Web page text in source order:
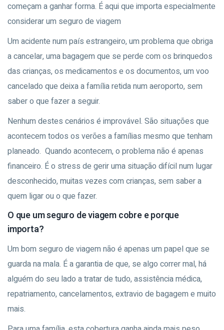
começam a ganhar forma. É aqui que importa especialmente
considerar um seguro de viagem
Um acidente num país estrangeiro, um problema que obriga
a cancelar, uma bagagem que se perde com os brinquedos
das crianças, os medicamentos e os documentos, um voo
cancelado que deixa a família retida num aeroporto, sem
saber o que fazer a seguir.
Nenhum destes cenários é improvável. São situações que
acontecem todos os verões a famílias mesmo que tenham
planeado. Quando acontecem, o problema não é apenas
financeiro. É o stress de gerir uma situação difícil num lugar
desconhecido, muitas vezes com crianças, sem saber a
quem ligar ou o que fazer.
O que um seguro de viagem cobre e porque
importa?
Um bom seguro de viagem não é apenas um papel que se
guarda na mala. É a garantia de que, se algo correr mal, há
alguém do seu lado a tratar de tudo, assistência médica,
repatriamento, cancelamentos, extravio de bagagem e muito
mais.